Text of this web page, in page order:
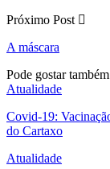
Próximo Post
A máscara
Pode gostar também
Atualidade
Covid-19:
do Cartaxo
Atualidade